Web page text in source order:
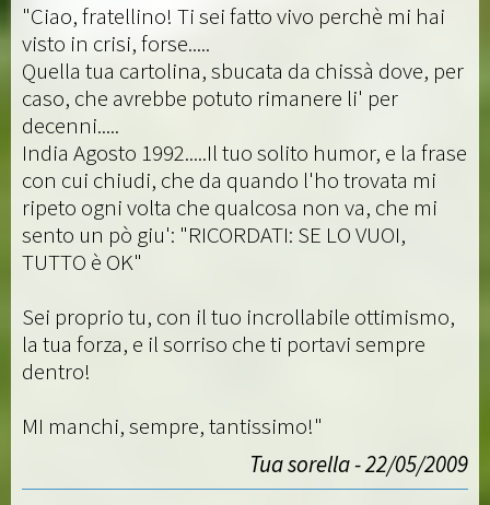
"Ciao, fratellino! Ti sei fatto vivo perchè mi hai
visto in crisi, forse.....
Quella tua cartolina, sbucata da chissà dove, per
caso, che avrebbe potuto rimanere li' per
decenni.....
India Agosto 1992.....Il tuo solito humor, e la frase
con cui chiudi, che da quando l'ho trovata mi
ripeto ogni volta che qualcosa non va, che mi
sento un pò giu': "RICORDATI: SE LO VUOI,
TUTTO è OK"
Sei proprio tu, con il tuo incrollabile ottimismo,
la tua forza, e il sorriso che ti portavi sempre
dentro!
MI manchi, sempre, tantissimo!"
Tua sorella - 22/05/2009